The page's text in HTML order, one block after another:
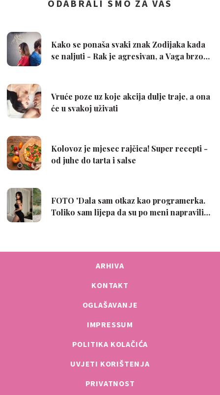
ARHIVA
KONTAKT
OGLAŠAVANJE
IMPRESSUM
POLITIKA KOLAČIĆA
UVJETI KORIŠTENJA
PRIVATNOST